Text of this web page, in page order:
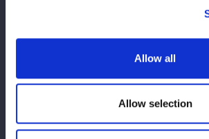
Allow all
Allow selection
すと、ロープに振られずコルバタからドロ
取る。儛島が切り返すと古沢がエルボー、
ボーの打ち合いから儛島がブレーンバスター
トスタンプ、ロープ際に設置して背中にド
過、古沢が返すと、儛島が逆エビ固め。古沢
ラム。宣言してもう一発。儛島が返すと、